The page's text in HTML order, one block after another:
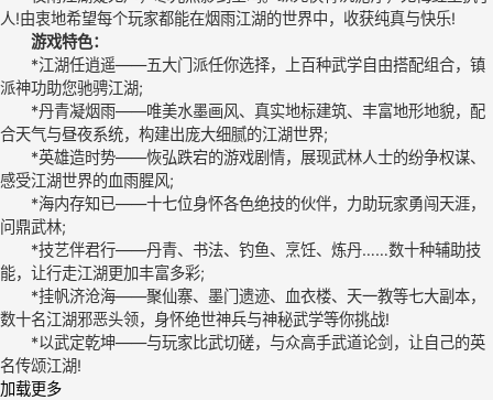
人!由衷地希望每个玩家都能在烟雨江湖的世界中，收获纯真与快乐!
游戏特色：
*江湖任逍遥——五大门派任你选择，上百种武学自由搭配组合，镇
派神功助您驰骋江湖;
*丹青凝烟雨——唯美水墨画风、真实地标建筑、丰富地形地貌，配
合天气与昼夜系统，构建出庞大细腻的江湖世界;
*英雄造时势——恢弘跌宕的游戏剧情，展现武林人士的纷争权谋、
感受江湖世界的血雨腥风;
*海内存知已——十七位身怀各色绝技的伙伴，力助玩家勇闯天涯，
问鼎武林;
*技艺伴君行——丹青、书法、钓鱼、烹饪、炼丹……数十种辅助技
能，让行走江湖更加丰富多彩;
*挂帆济沧海——聚仙寨、墨门遗迹、血衣楼、天一教等七大副本，
数十名江湖邪恶头领，身怀绝世神兵与神秘武学等你挑战!
*以武定乾坤——与玩家比武切磋，与众高手武道论剑，让自己的英
名传颂江湖!
加载更多